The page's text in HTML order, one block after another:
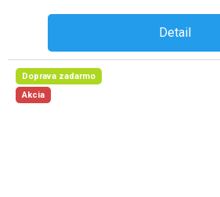
Detail
Doprava zadarmo
Akcia